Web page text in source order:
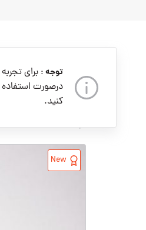
توجه : برای
درصورت استفاده
کنید.
New